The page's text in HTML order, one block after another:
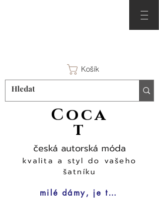
Košík
Coca
t
česká autorská móda
kvalita a styl do vašeho
šatníku
milé dámy, je tu čas na šaty